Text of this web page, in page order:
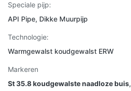
Speciale pijp:
API Pipe, Dikke Muurpijp
Technologie:
Warmgewalst koudgewalst ERW
Markeren
St 35.8 koudgewalste naadloze buis,